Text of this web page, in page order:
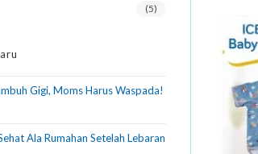
(5)
Gigi, Moms Harus Waspada!
Ala Rumahan Setelah Lebaran